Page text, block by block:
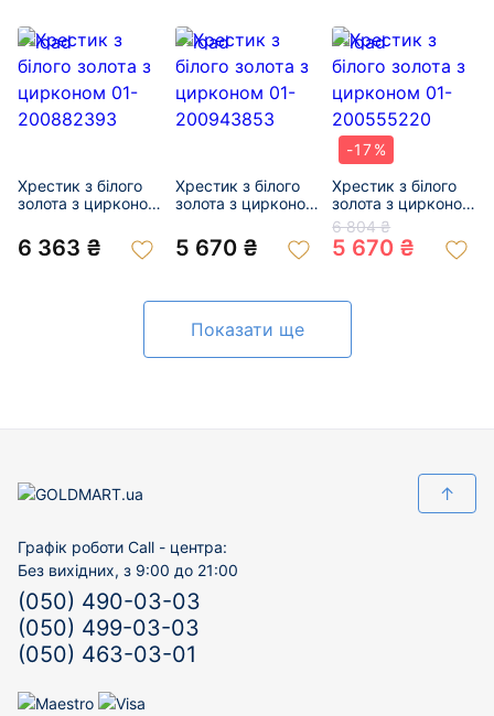
Хрестик з білого
золота з цирконом
6 363 ₴
Хрестик з білого
золота з цирконом
5 670 ₴
-17%
Хрестик з білого
золота з цирконом
01-200555220
6 804 ₴
5 670 ₴
Показати ще
↑
Графік роботи Call - центра:
Без вихідних, з 9:00 до 21:00
(050) 490-03-03
(050) 499-03-03
(050) 463-03-01